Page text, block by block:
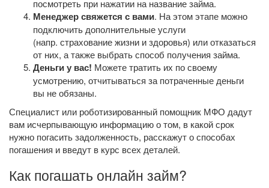
посмотреть при нажатии на название займа.
Менеджер свяжется с вами. На этом этапе можно
подключить дополнительные услуги
(напр. страхование жизни и здоровья) или отказаться
от них, а также выбрать способ получения займа.
Деньги у вас! Можете тратить их по своему
усмотрению, отчитываться за потраченные деньги
вы не обязаны.
Специалист или роботизированный помощник МФО дадут
вам исчерпывающую информацию о том, в какой срок
нужно погасить задолженность, расскажут о способах
погашения и введут в курс всех деталей.
Как погашать онлайн займ?